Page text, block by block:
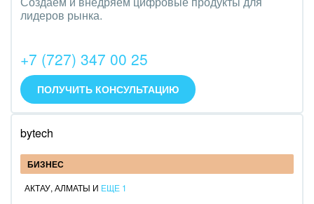
лидеров рынка.
+7 (727) 347 00 25
ПОЛУЧИТЬ КОНСУЛЬТАЦИЮ
bytech
БИЗНЕС
АКТАУ, АЛМАТЫ И ЕЩЕ 1